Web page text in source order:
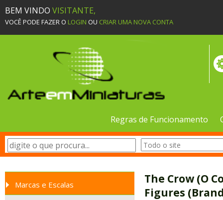
BEM VINDO VISITANTE,
VOCÊ PODE FAZER O LOGIN OU CRIAR UMA NOVA CONTA
Regras de Funcionamento
Marcas e Escalas
The Crow (O
Figures